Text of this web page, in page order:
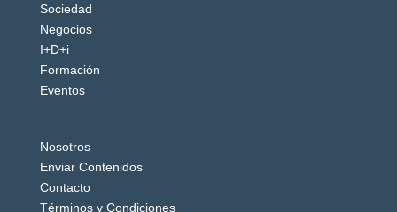
Sociedad
Negocios
I+D+i
Formación
Eventos
Nosotros
Enviar Contenidos
Contacto
Términos y Condiciones